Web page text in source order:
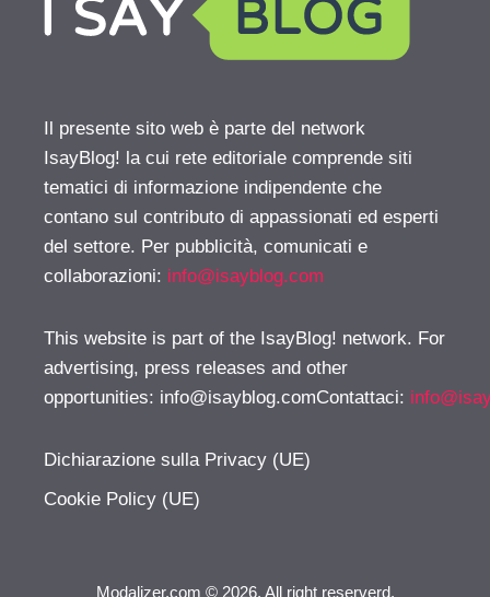
Il presente sito web è parte del network
IsayBlog! la cui rete editoriale comprende siti
tematici di informazione indipendente che
contano sul contributo di appassionati ed esperti
del settore. Per pubblicità, comunicati e
collaborazioni: info@isayblog.com
This website is part of the IsayBlog! network. For
advertising, press releases and other
opportunities: info@isayblog.comContattaci:
Dichiarazione sulla Privacy (UE)
Cookie Policy (UE)
Modalizer.com © 2026. All right reserverd.